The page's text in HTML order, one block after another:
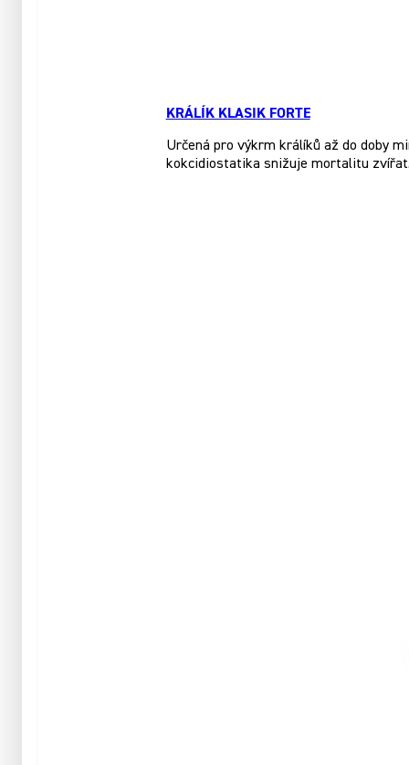
KRÁLÍK KLASIK FORTE
Určená pro výkrm králíků až do doby
kokcidiostatika snižuje mortalitu